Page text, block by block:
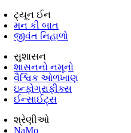
ટ્યૂન ઈન
મન કી બાત
જીવંત નિહાળો
સુશાસન
શાસનનો નમૂનો
વૈશ્વિક ઓળખાણ
ઇન્ફોગ્રાફીક્સ
ઈન્સાઈટ્સ
શ્રેણીઓ
NaMo